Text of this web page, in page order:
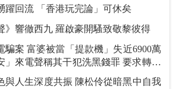
外籍專才踴躍回流 「香港玩完論」可休矣
《浪子心聲》響徹西九 羅啟豪開騷致敬黎彼得
」失近6900萬
來電聲稱其干犯洗黑錢罪 要求轉賬
作「保證金」
度共振 陳松伶從暗黑中自我